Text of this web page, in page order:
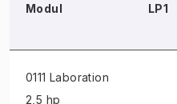
Modul LP1
0111 Laboration
2,5 hp